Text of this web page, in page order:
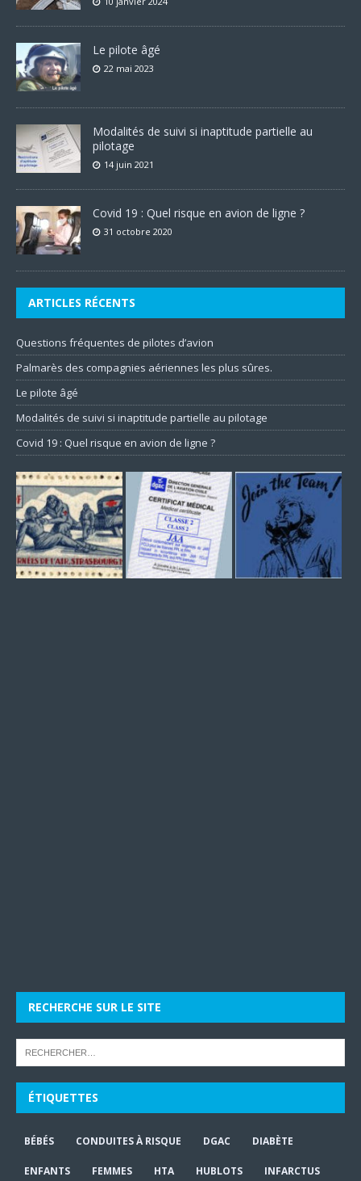
Le pilote âgé
22 mai 2023
Modalités de suivi si inaptitude partielle au
pilotage
14 juin 2021
Covid 19 : Quel risque en avion de ligne ?
31 octobre 2020
ARTICLES RÉCENTS
Questions fréquentes de pilotes d’avion
Palmarès des compagnies aériennes les plus sûres.
Le pilote âgé
Modalités de suivi si inaptitude partielle au pilotage
Covid 19 : Quel risque en avion de ligne ?
RECHERCHE SUR LE SITE
ÉTIQUETTES
BÉBÉS CONDUITES À RISQUE DGAC DIABÈTE
ENFANTS FEMMES HTA HUBLOTS INFARCTUS